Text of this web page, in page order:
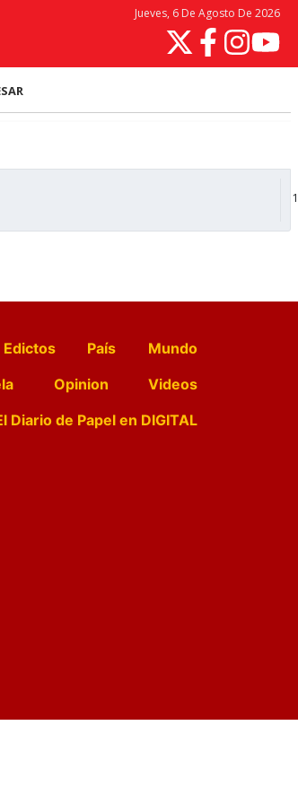
Jueves, 6 De Agosto De 2026
Edictos País
Mundo
Opinion
Videos
Diario de Papel en DIGITAL